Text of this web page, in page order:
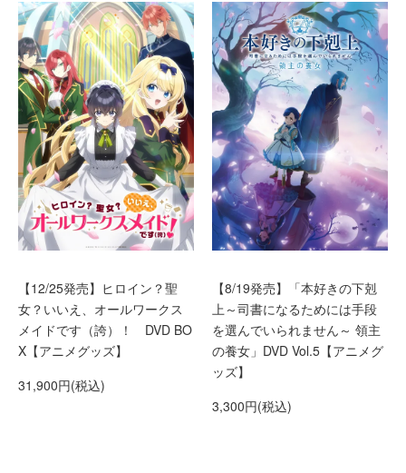
【12/25発売】ヒロイン？聖
女？いいえ、オールワークス
メイドです（誇）！ DVD BO
X【アニメグッズ】
31,900円(税込)
【8/19発売】「本好きの下剋
上～司書になるためには手段
を選んでいられません～ 領主
の養女」DVD Vol.5【アニメグ
ッズ】
3,300円(税込)